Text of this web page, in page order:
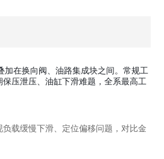
加在换向阀、油路集成块之间。常规工
压泄压、油缸下滑难题，全系最高工
载缓慢下滑、定位偏移问题，对比金